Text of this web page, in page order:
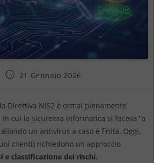
21 Gennaio 2026
Direttiva NIS2 è ormai pienamente
in cui la sicurezza informatica si faceva “a
un antivirus a caso è finita. Oggi,
clienti) richiedono un approccio
e classificazione dei rischi.